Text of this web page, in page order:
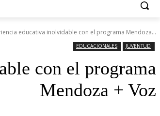
educativa inolvidable con el programa Mendoza...
EDUCACIONALES JUVENTUD
con el programa
Mendoza + Voz